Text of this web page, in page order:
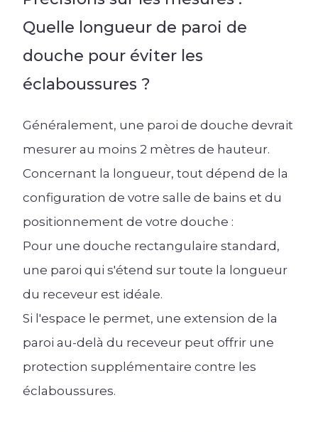
Quelle longueur de paroi de
douche pour éviter les
éclaboussures ?
Généralement, une paroi de douche devrait
mesurer au moins 2 mètres de hauteur.
Concernant la longueur, tout dépend de la
configuration de votre salle de bains et du
positionnement de votre douche :
Pour une douche rectangulaire standard,
une paroi qui s'étend sur toute la longueur
du receveur est idéale.
Si l'espace le permet, une extension de la
paroi au-delà du receveur peut offrir une
protection supplémentaire contre les
éclaboussures.